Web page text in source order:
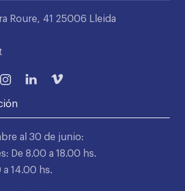
Roure, 41 25006 Lleida
al 30 de junio:
De 8.00 a 18.00 hs.
a 14.00 hs.